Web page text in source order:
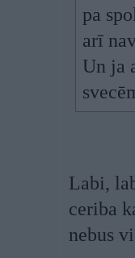
pa
arī
Un ja
Labi,
ceriba
nebus